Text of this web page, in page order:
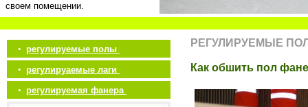
своем помещении.
• регулируемые полы
• регулируаемые лаги
• регулируемая фанера
РЕГУЛИРУЕМЫЕ
Как обшить пол